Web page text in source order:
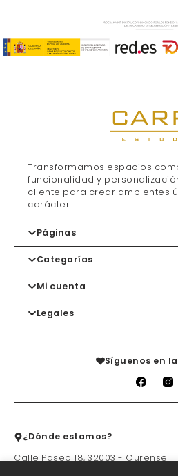
Transformamos espacios
funcionalidad y
cliente para crear ambientes
carácter.
Páginas
Inicio
Marcas
Tienda
Categorías
Gorros
Mi cuenta
Carrito
Legales
Síguenos en
¿Dónde estamos?
Calle Paseo 18, 32003 - Ourense